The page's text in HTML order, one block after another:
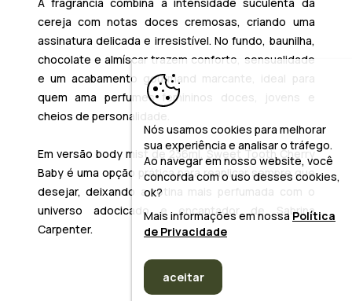
cereja com notas doces cremosas, criando uma
assinatura delicada e irresistível. No fundo, baunilha,
chocolate e almíscar trazem conforto, sensualidade
e um acabamento gourmand marcante, ideal para
quem ama perfumes femininos doces, jovens e
cheios de personalidade.
Em versão body mist de 236ml, Sweet Tooth Cherry
Baby é uma opção prática para reaplicar sempre que
desejar, deixando a rotina mais perfumada com o
universo adocicado e encantador de Sabrina
Carpenter.
Nós usamos cookies para melhorar
sua experiência e analisar o tráfego.
Ao navegar em nosso website, você
concorda com o uso desses cookies,
ok?
Mais informações em nossaPolítica
de Privacidade
aceitar